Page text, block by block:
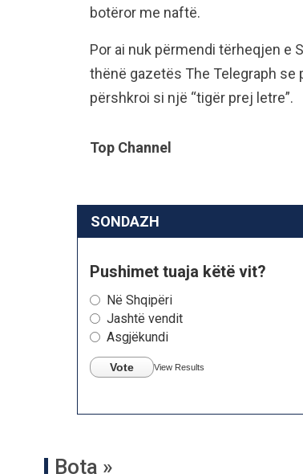
botëror me naftë.
Por ai nuk përmendi tërheqjen e
thënë gazetës The Telegraph se
përshkroi si një “tigër prej letre”.
Top Channel
SONDAZH
Pushimet tuaja këtë vit?
Në Shqipëri
Jashtë vendit
Asgjëkundi
Vote View Results
Bota »